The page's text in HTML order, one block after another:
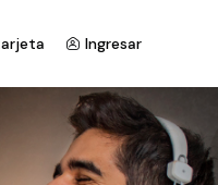
Ingresar